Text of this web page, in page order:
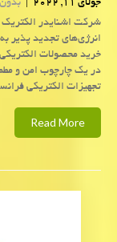
جولای 11, 2022 | بدون
شرکت اشنایدر الکتریک
انرژی‌های تجدید پذیر
خرید محصولات الکتریکی
در یک چارچوب امن و
تجهیزات الکتریکی
Read More